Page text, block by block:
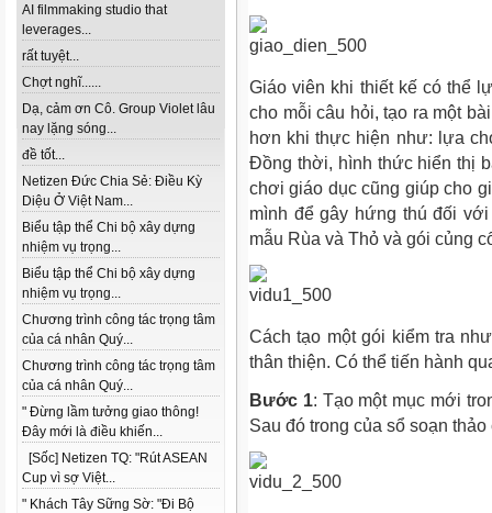
AI filmmaking studio that
leverages...
rất tuyệt...
Chợt nghĩ......
Dạ, cảm ơn Cô. Group Violet lâu
nay lặng sóng...
đề tốt...
Netizen Đức Chia Sẻ: Điều Kỳ
Diệu Ở Việt Nam...
Biểu tập thể Chi bộ xây dựng
nhiệm vụ trọng...
Biểu tập thể Chi bộ xây dựng
nhiệm vụ trọng...
Chương trình công tác trọng tâm
của cá nhân Quý...
Chương trình công tác trọng tâm
của cá nhân Quý...
" Đừng lầm tưởng giao thông!
Đây mới là điều khiến...
[Sốc] Netizen TQ: "Rút ASEAN
Cup vì sợ Việt...
" Khách Tây Sững Sờ: "Đi Bộ
Giáo viên khi thiết kế có thể
cho mỗi câu hỏi, tạo ra một
hơn khi thực hiện như: lựa
Đồng thời, hình thức hiển thị
chơi giáo dục cũng giúp cho
mình để gây hứng thú đối
mẫu Rùa và Thỏ và gói củng
Cách tạo một gói kiểm tra
thân thiện. Có thể tiến hành
Bước 1: Tạo một mục mới
Sau đó trong của sổ soạn